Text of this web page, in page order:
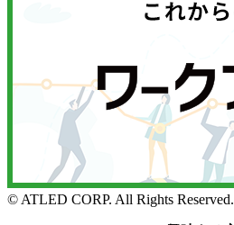
© ATLED CORP. All Rights Reserved.